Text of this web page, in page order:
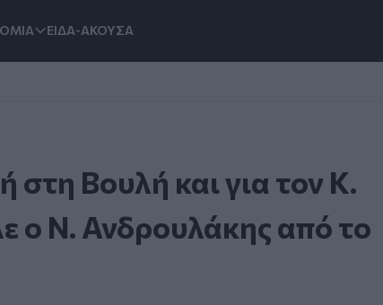
ΕΙΔΑ-ΑΚΟΥΣΑ
στη Βουλή και για τον Κ.
ο Ν. Ανδρουλάκης από το